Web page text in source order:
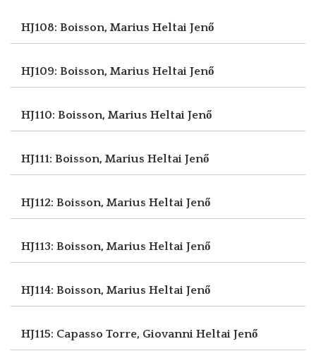
HJ108: Boisson, Marius Heltai Jenő
HJ109: Boisson, Marius Heltai Jenő
HJ110: Boisson, Marius Heltai Jenő
HJ111: Boisson, Marius Heltai Jenő
HJ112: Boisson, Marius Heltai Jenő
HJ113: Boisson, Marius Heltai Jenő
HJ114: Boisson, Marius Heltai Jenő
HJ115: Capasso Torre, Giovanni Heltai Jenő